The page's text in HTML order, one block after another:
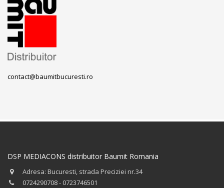
contact@baumitbucuresti.ro
DSP MEDIACONS distribuitor Baumit Romania
Adresa: Bucuresti, strada Preciziei nr.34
0724290708 - 0723746501